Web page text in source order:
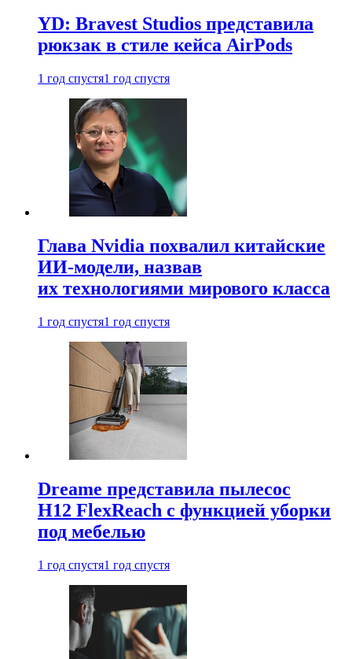
YD: Bravest Studios представила
рюкзак в стиле кейса AirPods
1 год спустя1 год спустя
Глава Nvidia похвалил китайские
ИИ-модели, назвав
их технологиями мирового класса
1 год спустя1 год спустя
Dreame представила пылесос
H12 FlexReach с функцией уборки
под мебелью
1 год спустя1 год спустя